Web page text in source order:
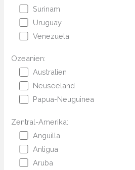
Surinam
Uruguay
Venezuela
Ozeanien:
Australien
Neuseeland
Papua-Neuguinea
Zentral-Amerika:
Anguilla
Antigua
Aruba